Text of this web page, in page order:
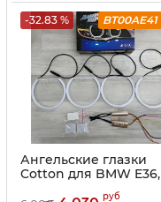
-32.83 % BT00AE41
Ангельские глазки
Cotton для BMW E36,
руб